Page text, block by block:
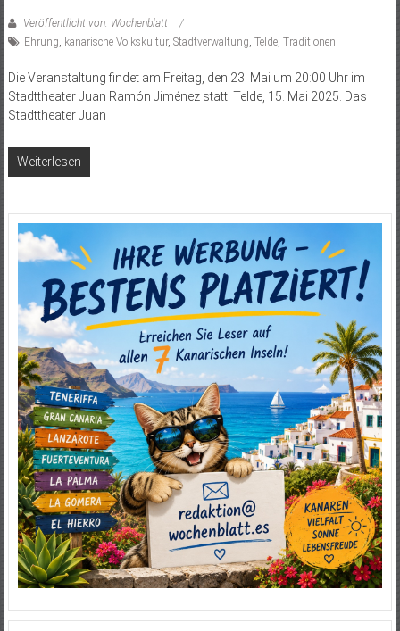
Veröffentlicht von: Wochenblatt
Ehrung, kanarische Volkskultur, Stadtverwaltung, Telde, Traditionen
Die Veranstaltung findet am Freitag, den 23. Mai um 20:00 Uhr im
Stadttheater Juan Ramón Jiménez statt. Telde, 15. Mai 2025. Das
Stadttheater Juan
Weiterlesen